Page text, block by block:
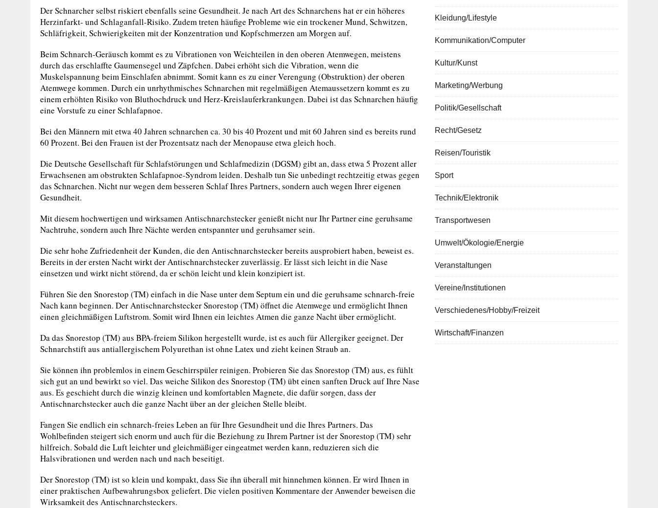
Der Schnarcher selbst riskiert ebenfalls seine Gesundheit. Je nach Art des Schnarchens hat er ein höheres
Herzinfarkt- und Schlaganfall-Risiko. Zudem treten häufige Probleme wie ein trockener Mund, Schwitzen,
Schläfrigkeit, Schwierigkeiten mit der Konzentration und Kopfschmerzen am Morgen auf.
Beim Schnarch-Geräusch kommt es zu Vibrationen von Weichteilen in den oberen Atemwegen, meistens
durch das erschlaffte Gaumensegel und Zäpfchen. Dabei erhöht sich die Vibration, wenn die
Muskelspannung beim Einschlafen abnimmt. Somit kann es zu einer Verengung (Obstruktion) der oberen
Atemwege kommen. Durch ein unrhythmisches Schnarchen mit regelmäßigen Atemaussetzern kommt es zu
einem erhöhten Risiko von Bluthochdruck und Herz-Kreislauferkrankungen. Dabei ist das Schnarchen häufig
eine Vorstufe zu einer Schlafapnoe.
Bei den Männern mit etwa 40 Jahren schnarchen ca. 30 bis 40 Prozent und mit 60 Jahren sind es bereits rund
60 Prozent. Bei den Frauen ist der Prozentsatz nach der Menopause etwa gleich hoch.
Die Deutsche Gesellschaft für Schlafstörungen und Schlafmedizin (DGSM) gibt an, dass etwa 5 Prozent aller
Erwachsenen am obstrukten Schlafapnoe-Syndrom leiden. Deshalb tun Sie unbedingt rechtzeitig etwas gegen
das Schnarchen. Nicht nur wegen dem besseren Schlaf Ihres Partners, sondern auch wegen Ihrer eigenen
Gesundheit.
Mit diesem hochwertigen und wirksamen Antischnarchstecker genießt nicht nur Ihr Partner eine geruhsame
Nachtruhe, sondern auch Ihre Nächte werden entspannter und geruhsamer sein.
Die sehr hohe Zufriedenheit der Kunden, die den Antischnarchstecker bereits ausprobiert haben, beweist es.
Bereits in der ersten Nacht wirkt der Antischnarchstecker zuverlässig. Er lässt sich leicht in die Nase
einsetzen und wirkt nicht störend, da er schön leicht und klein konzipiert ist.
Führen Sie den Snorestop (TM) einfach in die Nase unter dem Septum ein und die geruhsame schnarch-freie
Nach kann beginnen. Der Antischnarchstecker Snorestop (TM) öffnet die Atemwege und ermöglicht Ihnen
einen gleichmäßigen Luftstrom. Somit wird Ihnen ein leichtes Atmen die ganze Nacht über ermöglicht.
Da das Snorestop (TM) aus BPA-freiem Silikon hergestellt wurde, ist es auch für Allergiker geeignet. Der
Schnarchstift aus antiallergischem Polyurethan ist ohne Latex und zieht keinen Straub an.
Sie können ihn problemlos in einem Geschirrspüler reinigen. Probieren Sie das Snorestop (TM) aus, es fühlt
sich gut an und bewirkt so viel. Das weiche Silikon des Snorestop (TM) übt einen sanften Druck auf Ihre Nase
aus. Es geschieht durch die winzig kleinen und komfortablen Magnete, die dafür sorgen, dass der
Antischnarchstecker auch die ganze Nacht über an der gleichen Stelle bleibt.
Fangen Sie endlich ein schnarch-freies Leben an für Ihre Gesundheit und die Ihres Partners. Das
Wohlbefinden steigert sich enorm und auch für die Beziehung zu Ihrem Partner ist der Snorestop (TM) sehr
hilfreich. Sobald die Luft leichter und gleichmäßiger eingeatmet werden kann, reduzieren sich die
Halsvibrationen und werden nach und nach beseitigt.
Der Snorestop (TM) ist so klein und kompakt, dass Sie ihn überall mit hinnehmen können. Er wird Ihnen in
einer praktischen Aufbewahrungsbox geliefert. Die vielen positiven Kommentare der Anwender beweisen die
Wirksamkeit des Antischnarchsteckers.
Kleidung/Lifestyle
Kommunikation/Computer
Kultur/Kunst
Marketing/Werbung
Politik/Gesellschaft
Recht/Gesetz
Reisen/Touristik
Sport
Technik/Elektronik
Transportwesen
Umwelt/Ökologie/Energie
Veranstaltungen
Vereine/Institutionen
Verschiedenes/Hobby/Freizeit
Wirtschaft/Finanzen